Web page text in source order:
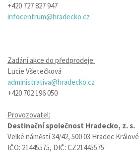
+420 727 827 947
infocentrum@hradecko.cz
Zadání akce do předprodeje:
Lucie Všetečková
administrativa@hradecko.cz
+420 702 196 050
Provozovatel:
Destinační společnost Hradecko, z. s.
Velké náměstí 34/42, 500 03 Hradec Králové
IČO: 21445575, DIČ: CZ21445575